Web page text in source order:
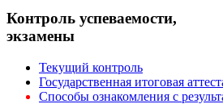
Контроль успеваемости,
экзамены
Текущий контроль
Государственная итоговая
Способы ознакомления с